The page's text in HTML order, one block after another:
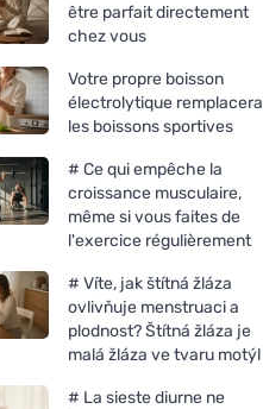
être parfait directement
chez vous
Votre propre boisson
électrolytique remplacera
les boissons sportives
# Ce qui empêche la
croissance musculaire,
même si vous faites de
l'exercice régulièrement
# Víte, jak štítná žláza
ovlivňuje menstruaci a
plodnost? Štítná žláza je
malá žláza ve tvaru motýl
# La sieste diurne ne